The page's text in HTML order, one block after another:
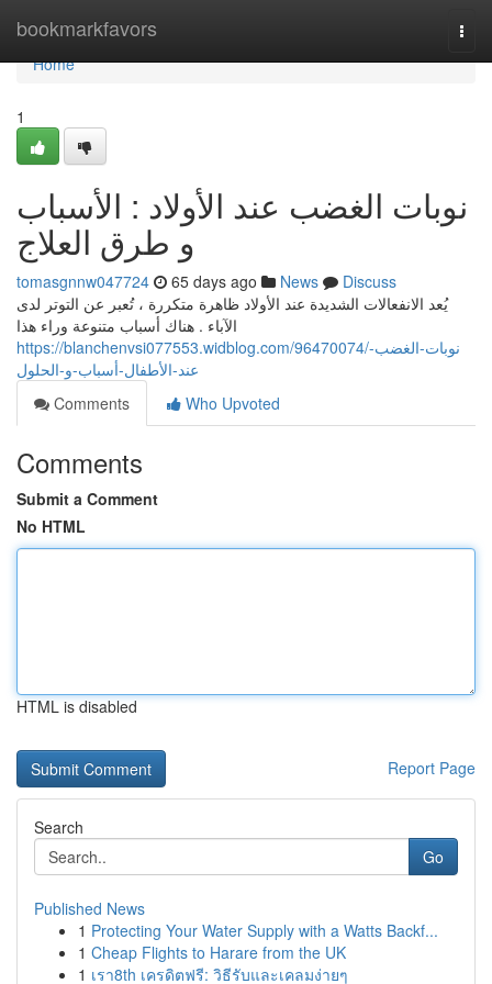
bookmarkfavors
Home
Home
1
نوبات الغضب عند الأولاد : الأسباب
و طرق العلاج
tomasgnnw047724 65 days ago News
Discuss
يُعد الانفعالات الشديدة عند الأولاد ظاهرة متكررة ، تُعبر عن التوتر لدى
الآباء . هناك أسباب متنوعة وراء هذا
https://blanchenvsi077553.widblog.com/96470074/نوبات-الغضب-
عند-الأطفال-أسباب-و-الحلول
Comments
Who Upvoted
Comments
Submit a Comment
No HTML
HTML is disabled
Report Page
Search
Go
Published News
1 Protecting Your Water Supply with a Watts Backf...
1 Cheap Flights to Harare from the UK
1 เรา8th เครดิตฟรี: วิธีรับและเคลมง่ายๆ